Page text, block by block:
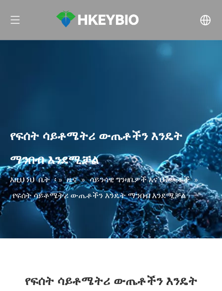
የፍሰት ሳይቶሜትሪ ውጤቶችን እንዴት
ማንበብ እንደሚቻል
እዚህ ነህ ቤት ፡ » ዜና » ሳይንሳዊ ግንዛቤዎች እና ህትመቶች »
የፍሰት ሳይቶሜትሪ ውጤቶችን እንዴት ማንበብ እንደሚቻል
የፍሰት ሳይቶሜትሪ ውጤቶችን እንዴት